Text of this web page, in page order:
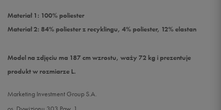
Materiał 1: 100% poliester
Materiał 2: 84% poliester z recyklingu, 4% poliester, 12% elastan
Model na zdjęciu ma 187 cm wzrostu, waży 72 kg i prezentuje
produkt w rozmiarze L.
Marketing Investment Group S.A.